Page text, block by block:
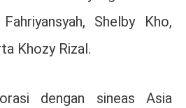
, Shelby Kho,
Khozy Rizal.
dengan sineas Asia